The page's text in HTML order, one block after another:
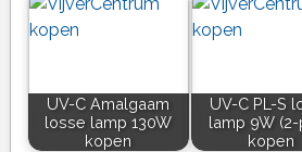
UV-C Amalgaam
losse lamp 130W
kopen
UV-C PL-S
lamp 9W (2-
kopen